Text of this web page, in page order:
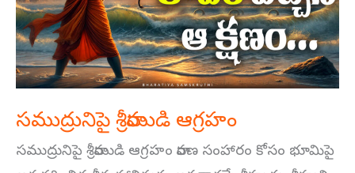
సముద్రునిపై శ్రీరాముడి ఆగ్రహం
సముద్రునిపై శ్రీరాముడి ఆగ్రహం రావణ సంహారం కోసం భూమిపై